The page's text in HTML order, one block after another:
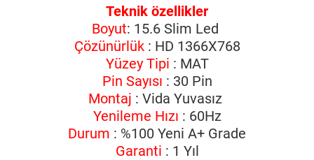
Teknik özellikler
Boyut: 15.6 Slim Led
Çözünürlük: HD 1366X768
Yüzey Tipi : MAT
Pin Sayısı : 30 Pin
Montaj : Vida Yuvasız
Yenileme Hızı : 60Hz
Durum : %100 Yeni A+ Grade
Garanti : 1 Yıl